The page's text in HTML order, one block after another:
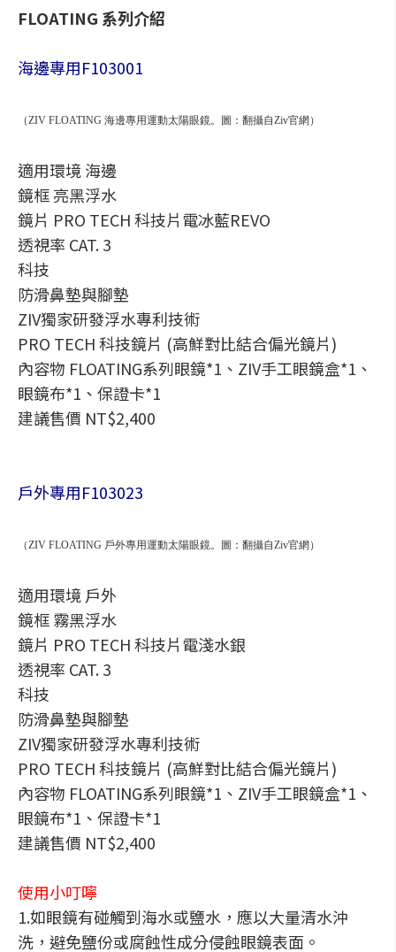
FLOATING 系列介紹
海邊專用F103001
（ZIV FLOATING 海邊專用運動太陽眼鏡。圖：翻攝自Ziv官網）
適用環境 海邊
鏡框 亮黑浮水
鏡片 PRO TECH 科技片電冰藍REVO
透視率 CAT. 3
科技
防滑鼻墊與腳墊
ZIV獨家研發浮水專利技術
PRO TECH 科技鏡片 (高鮮對比結合偏光鏡片)
內容物 FLOATING系列眼鏡*1、ZIV手工眼鏡盒*1、
眼鏡布*1、保證卡*1
建議售價 NT$2,400
戶外專用F103023
（ZIV FLOATING 戶外專用運動太陽眼鏡。圖：翻攝自Ziv官網）
適用環境 戶外
鏡框 霧黑浮水
鏡片 PRO TECH 科技片電淺水銀
透視率 CAT. 3
科技
防滑鼻墊與腳墊
ZIV獨家研發浮水專利技術
PRO TECH 科技鏡片 (高鮮對比結合偏光鏡片)
內容物 FLOATING系列眼鏡*1、ZIV手工眼鏡盒*1、
眼鏡布*1、保證卡*1
建議售價 NT$2,400
使用小叮嚀
1.如眼鏡有碰觸到海水或鹽水，應以大量清水沖
洗，避免鹽份或腐蝕性成分侵蝕眼鏡表面。